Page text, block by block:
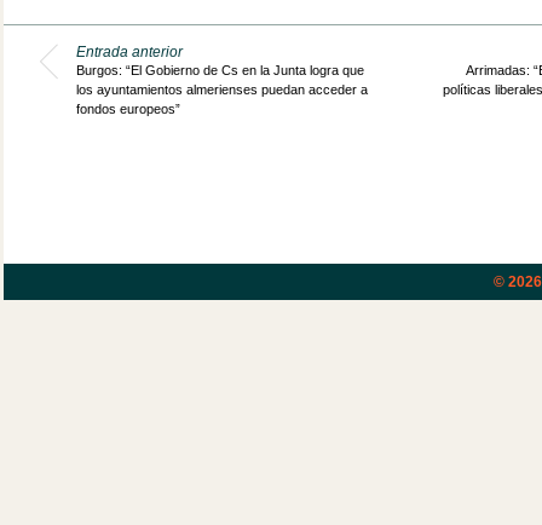
Entrada anterior
Burgos: “El Gobierno de Cs en la Junta logra que
los ayuntamientos almerienses puedan acceder a
fondos europeos”
Arrimadas:
políticas
©